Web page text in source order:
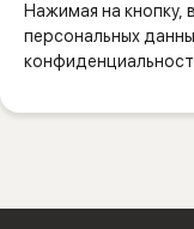
Нажимая на кнопку,
персональных